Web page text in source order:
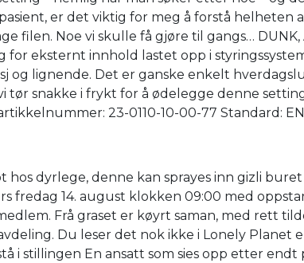
er det viktig for meg å forstå helheten
filen. Noe vi skulle få gjøre til gangs…
for eksternt innhold lastet opp i
og lignende. Det er ganske enkelt
snakke i frykt for å ødelegge denne
23-0110-10-00-77 Standard:
hos dyrlege, denne kan sprayes inn gizli
14. august klokken 09:00 med
Frå graset er køyrt saman, med rett
Du leser det nok ikke i Lonely
i stillingen En ansatt som sies opp etter